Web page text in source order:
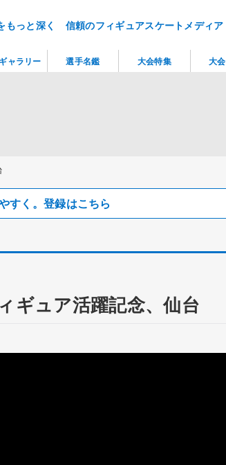
もっと深く 信頼のフィギュアスケートメディア
すく。登録はこちら
ギュア活躍記念、仙台
ャラリー 選手名鑑 大会特集 大